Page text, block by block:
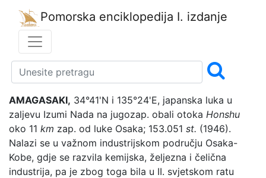
Pomorska enciklopedija I. izdanje
AMAGASAKI, 34°41'N i 135°24'E, japanska luka u
zaljevu Izumi Nada na jugozap. obali otoka Honshu
oko 11 km zap. od luke Osaka; 153.051 st. (1946).
Nalazi se u važnom industrijskom području Osaka-
Kobe, gdje se razvila kemijska, željezna i čelična
industrija, pa je zbog toga bila u II. svjetskom ratu